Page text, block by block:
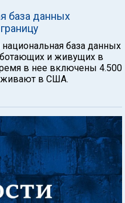
база данных
база данных
и живущих в
в нее включены 4.500
в США.